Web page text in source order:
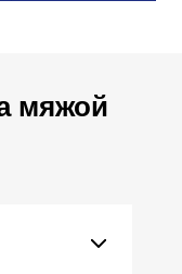
мяжой